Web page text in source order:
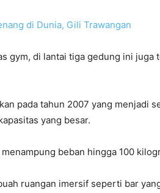
di Dunia, Gili Trawangan
gym, di lantai tiga gedung ini juga
pada tahun 2007 yang menjadi
yang besar.
beban hingga 100
ruangan imersif seperti bar